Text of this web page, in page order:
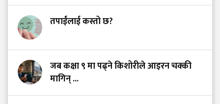
तपाईंलाई कस्तो छ?
जब कक्षा ९ मा पढ्ने किशोरीले आइरन चक्की
मागिन् ...